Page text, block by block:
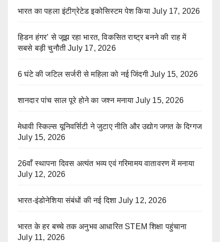
भारत का पहला इंटीग्रेटेड इकोसिस्टम पेश किया July 17, 2026
हिडन हंगर’ से जूझ रहा भारत, विकसित राष्ट्र बनने की राह में
सबसे बड़ी चुनौती July 17, 2026
6 घंटे की जटिल सर्जरी से महिला को नई जिंदगी July 15, 2026
शानदार पांच साल पूरे होने का जश्न मनाया July 15, 2026
मेधावी स्किल्स यूनिवर्सिटी ने जुटाए नीति और उद्योग जगत के दिग्गज
July 15, 2026
26वाँ स्थापना दिवस अत्यंत भव्य एवं गरिमामय वातावरण में मनाया
July 12, 2026
भारत-इंडोनेशिया संबंधों की नई दिशा July 12, 2026
भारत के हर बच्चे तक अनुभव आधारित STEM शिक्षा पहुंचाना
July 11, 2026